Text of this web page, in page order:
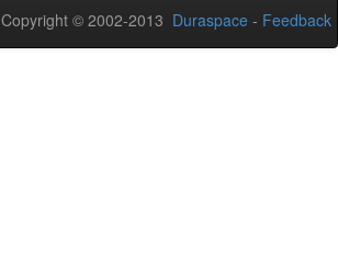
Copyright © 2002-2013 Duraspace - Feedback